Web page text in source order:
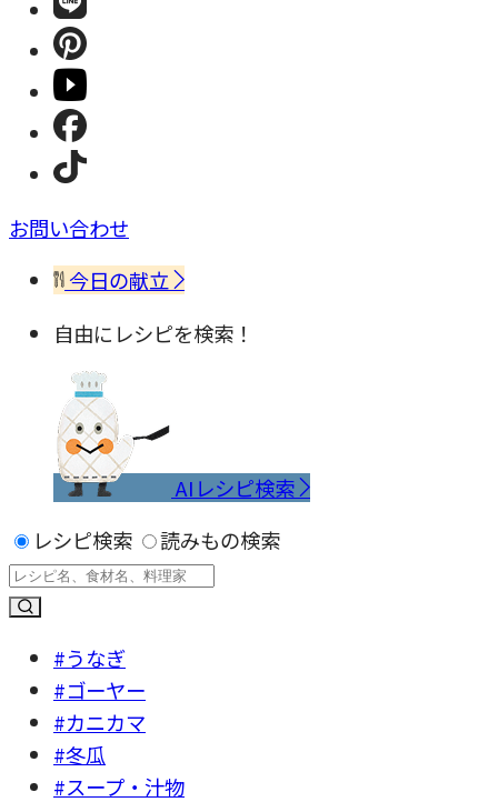
お問い合わせ
今日の献立
自由にレシピを検索！
AIレシピ検索
レシピ検索
読みもの検索
#うなぎ
#ゴーヤー
#カニカマ
#冬瓜
#スープ・汁物